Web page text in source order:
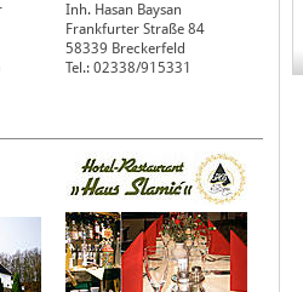
Inh. Hasan Baysan
Frankfurter Straße 84
58339 Breckerfeld
Tel.: 02338/915331